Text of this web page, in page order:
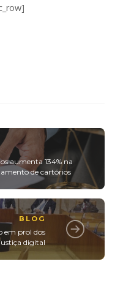
aumenta 134% na
de cartórios
BLOG
em prol dos
digital